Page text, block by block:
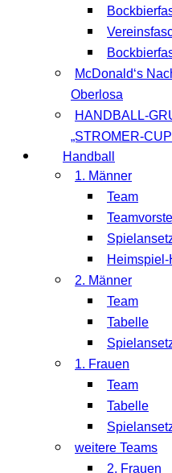
McDonald‘s
Oberlosa
HANDBALL-
„STROMER-
Handball
1. Männer
Team
Heimspiel-
2. Männer
Team
Tabelle
1. Frauen
Team
Tabelle
weitere Teams
2. Frauen